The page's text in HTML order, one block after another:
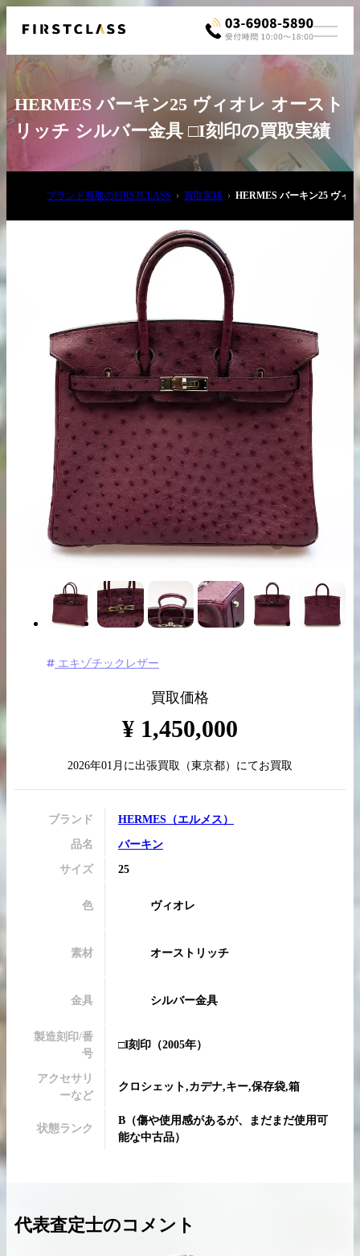
03-6908-5890
出張買取の
お申込み
宅配買取の
お申込み
LINE査定
高く売るためのポイントを徹底解説
HERMES バーキン25 ヴィオレ オースト
リッチ シルバー金具 □I刻印の買取実績
ブランド買取のFIRSTCLASS 買取実績 HERMES バーキン25 ヴィ
エキゾチックレザー
買取価格
¥ 1,450,000
2026年01月 に出張買取 （東京都）にてお買取
ブランド HERMES （エルメス ）
品名 バーキン
サイズ 25
色 ヴィオレ
素材 オーストリッチ
金具 シルバー金具
製造刻印/番
号
□I刻印 （2005年）
アクセサリ
ーなど
クロシェット,カデナ,キー,保存袋,箱
状態ランク
B （傷や使用感があるが、まだまだ使用可
能な中古品）
代表査定士のコメント